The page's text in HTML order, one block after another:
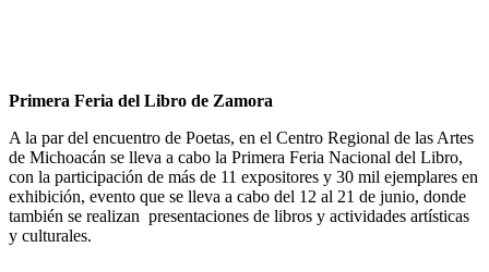
Primera Feria del Libro de Zamora
A la par del encuentro de Poetas, en el Centro Regional de las Artes
de Michoacán se lleva a cabo la Primera Feria Nacional del Libro,
con la participación de más de 11 expositores y 30 mil ejemplares en
exhibición, evento que se lleva a cabo del 12 al 21 de junio, donde
también se realizan presentaciones de libros y actividades artísticas
y culturales.